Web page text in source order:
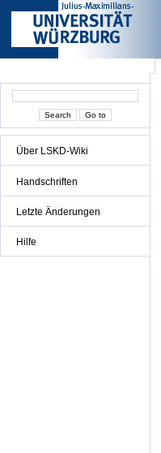
Über LSKD-Wiki
Handschriften
Letzte Änderungen
Hilfe